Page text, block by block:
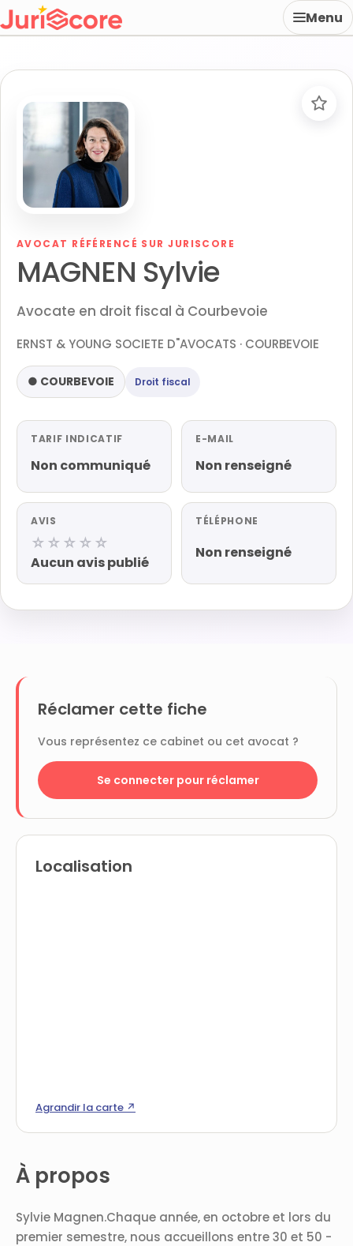
Menu
AVOCAT RÉFÉRENCÉ SUR JURISCORE
MAGNEN Sylvie
Avocate en droit fiscal à Courbevoie
ERNST & YOUNG SOCIETE D"AVOCATS · COURBEVOIE
● COURBEVOIE Droit fiscal
TARIF INDICATIF
Non communiqué
E-MAIL
Non renseigné
AVIS
☆☆☆☆☆
Aucun avis publié
TÉLÉPHONE
Non renseigné
À propos
Sylvie Magnen.Chaque année, en octobre et lors du
premier semestre, nous accueillons entre 30 et 50 ­
Réclamer cette fiche
Vous représentez ce cabinet ou cet avocat ?
Se connecter pour réclamer
Localisation
Agrandir la carte ↗